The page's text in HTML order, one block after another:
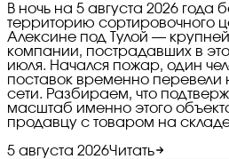
В ночь на 5 августа 2026 года
территорию сортировочного
Алексине под Тулой —
компании, пострадавших в
июля. Начался пожар, один
поставок временно перевели
сети. Разбираем, что
масштаб именно этого
продавцу с товаром на
5 августа 2026Читать